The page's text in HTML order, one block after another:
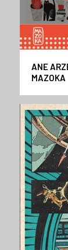
ANE
MAZOKA